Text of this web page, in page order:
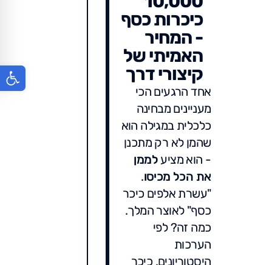
כיכרות כסף
- המחיר
האמיתי של
קיצורי דרך
אחד הרגעים הכי
מעניינים מבחינה
כלכלית במגילה הוא
שהמן לא רק מתכנן
- הוא מציע לממן
את הכל מכיסו.
"עשרת אלפים כיכר
כסף" לאוצר המלך.
כמה זה? לפי
הערכות
היסטוריונים, כיכר
פתח